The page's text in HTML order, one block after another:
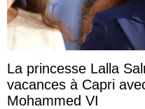
La princesse Lalla
vacances à Capri
Mohammed VI